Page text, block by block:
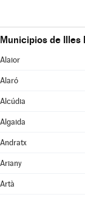
Municipios de Illes
Alaior
Alaró
Alcúdia
Algaida
Andratx
Ariany
Artà